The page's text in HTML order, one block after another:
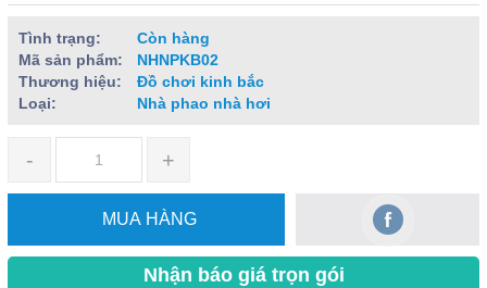
Tình trạng:
Còn hàng
Mã sản phẩm:
NHNPKB02
Thương hiệu:
Đồ chơi kinh bắc
Loại:
Nhà phao nhà hơi
- +
MUA HÀNG
Nhận báo giá trọn gói